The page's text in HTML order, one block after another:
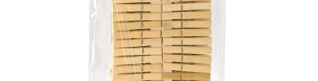
Ploty a pletiva
Úložné boxy na nářadí
Ochranné pomůcky